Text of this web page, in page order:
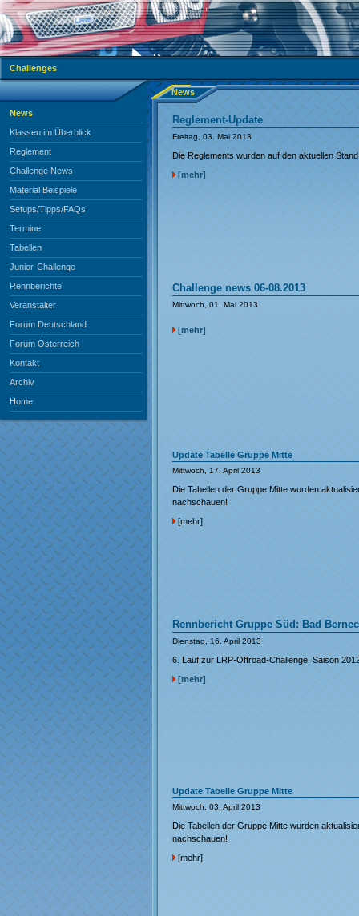
Challenges
News
Klassen im Überblick
Reglement
Challenge News
Material Beispiele
Setups/Tipps/FAQs
Termine
Tabellen
Junior-Challenge
Rennberichte
Veranstalter
Forum Deutschland
Forum Österreich
Kontakt
Archiv
Home
News
Reglement-Update
Freitag, 03. Mai 2013
Die Reglements wurden auf den aktuellen
[mehr]
Challenge news 06-08.2013
Mittwoch, 01. Mai 2013
[mehr]
Update Tabelle Gruppe Mitte
Mittwoch, 17. April 2013
Die Tabellen der Gruppe Mitte wurden
nachschauen!
[mehr]
Rennbericht Gruppe Süd: Bad
Dienstag, 16. April 2013
6. Lauf zur LRP-Offroad-Challenge, Saison
[mehr]
Update Tabelle Gruppe Mitte
Mittwoch, 03. April 2013
Die Tabellen der Gruppe Mitte wurden
nachschauen!
[mehr]